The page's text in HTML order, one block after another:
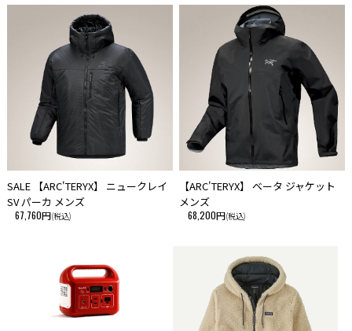
SALE 【ARC'TERYX】 ニュークレイ
SV パーカ メンズ
67,760円(税込)
【ARC'TERYX】 ベータ ジャケット
メンズ
68,200円(税込)